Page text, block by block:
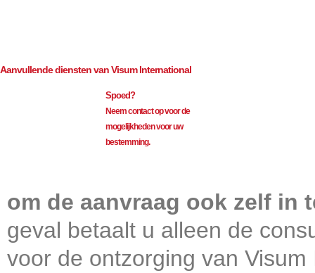
Aanvullende diensten van Visum International
Spoed?
Neem contact op voor de
mogelijkheden voor uw
bestemming.
om de aanvraag ook zelf in
geval betaalt u alleen de
voor de ontzorging van